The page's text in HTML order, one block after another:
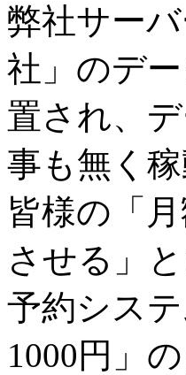
弊社サー
社」のデ
置され、
事も無く
皆様の「
させる」
予約シス
1000円」